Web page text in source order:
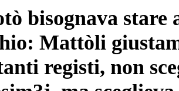
bisognava
Mattòli
registi, non